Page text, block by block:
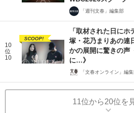
「週刊文春」編集部
10
位
10
SCOOP!
「取材された日に
塚・花乃まりあの
かの展開に驚きの声
に…》
「文春オンライン」編
11位から20位を